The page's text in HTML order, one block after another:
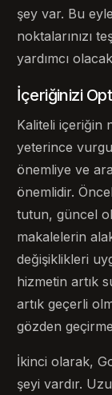
şey var. Bu
noktalarınızı
yardımcı
İçeriğinizi
Kaliteli içeriğin
yeterince
önemliye ve
önemlidir.
tutun, güncel
makalelerin
değişiklikleri
hizmetin artık
artık geçerli
gözden
İkinci olarak,
şeyi vardır.